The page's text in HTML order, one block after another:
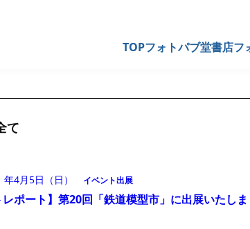
TOPフォトパブ堂書店フ
て
4月5日（日） イベント出展
レポート】第20回「鉄道模型市」に出展いたし